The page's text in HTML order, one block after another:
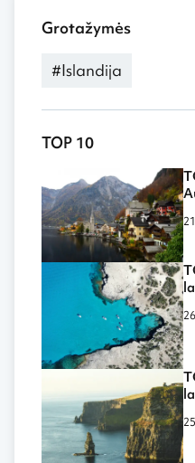
Grotažymės
#Islandija
TOP 10